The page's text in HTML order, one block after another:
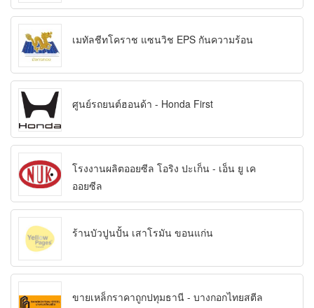
เมทัลชีทโคราช แซนวิช EPS กันความร้อน
ศูนย์รถยนต์ฮอนด้า - Honda First
โรงงานผลิตออยซีล โอริง ปะเก็น - เอ็น ยู เค
ออยซีล
ร้านบัวปูนปั้น เสาโรมัน ขอนแก่น
ขายเหล็กราคาถูกปทุมธานี - บางกอกไทยสตีล